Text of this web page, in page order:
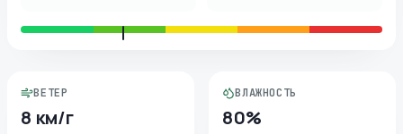
ВЕТЕР
8 км/г
ВЛАЖНОСТЬ
80%